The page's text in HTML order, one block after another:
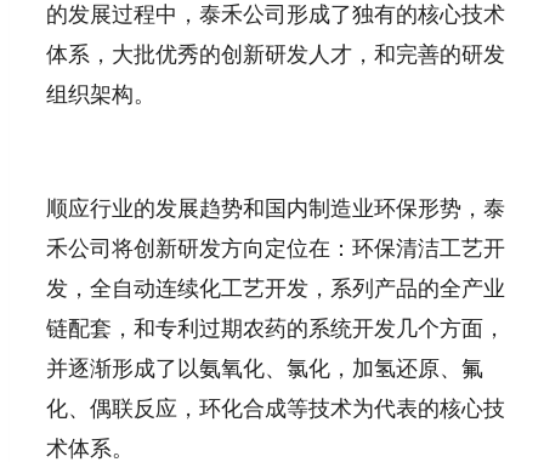
的发展过程中，泰禾公司形成了独有的核心技术
体系，大批优秀的创新研发人才，和完善的研发
组织架构。
顺应行业的发展趋势和国内制造业环保形势，泰
禾公司将创新研发方向定位在：环保清洁工艺开
发，全自动连续化工艺开发，系列产品的全产业
链配套，和专利过期农药的系统开发几个方面，
并逐渐形成了以氨氧化、氯化，加氢还原、氟
化、偶联反应，环化合成等技术为代表的核心技
术体系。